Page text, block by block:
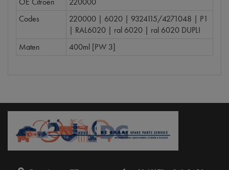
Codes
220000 | 6020 | 9324115/4271048 | P1
| RAL6020 | ral 6020 | ral 6020 DUPLI
Maten
400ml [PW 3]